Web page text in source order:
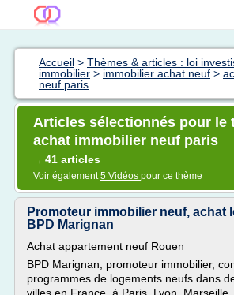
Accueil > Thèmes & articles : loi
immobilier > immobilier achat neuf >
neuf paris
Articles sélectionnés pour le
achat immobilier neuf paris
→ 41 articles
Voir également5 Vidéos pour ce thème
Promoteur immobilier neuf, achat
BPD Marignan
Achat appartement neuf Rouen
BPD Marignan, promoteur immobilier,
programmes de logements neufs dans